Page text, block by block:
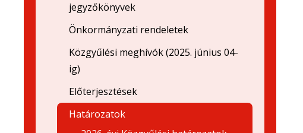
jegyzőkönyvek
Önkormányzati rendeletek
Közgyűlési meghívók (2025. június 04-
ig)
Előterjesztések
Határozatok